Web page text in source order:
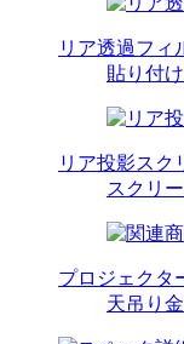
リア透過フィ
貼り付
リア投影スク
スクリ
プロジェクタ
天吊り